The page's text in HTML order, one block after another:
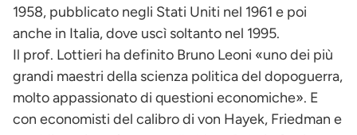
1958, pubblicato negli Stati Uniti nel 1961 e poi
anche in Italia, dove uscì soltanto nel 1995.
Il prof. Lottieri ha definito Bruno Leoni «uno dei più
grandi maestri della scienza politica del dopoguerra,
molto appassionato di questioni economiche». E
con economisti del calibro di von Hayek, Friedman e